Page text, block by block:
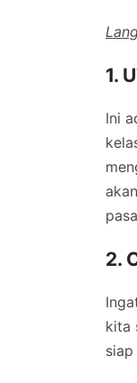
1.
Ini
2.
kita